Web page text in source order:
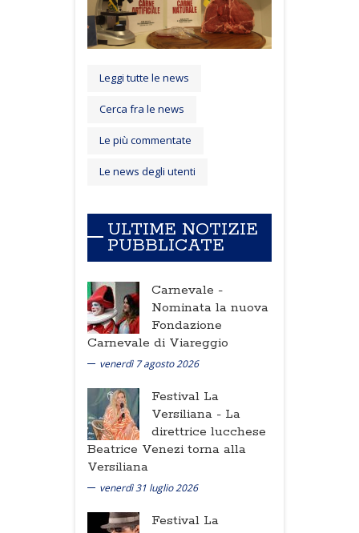
Leggi tutte le news
Cerca fra le news
Le più commentate
Le news degli utenti
ULTIME NOTIZIE
PUBBLICATE
Carnevale -
Nominata la nuova
Fondazione
Carnevale di Viareggio
venerdì 7 agosto 2026
Festival La
Versiliana - La
direttrice lucchese
Beatrice Venezi torna alla
Versiliana
venerdì 31 luglio 2026
Festival La